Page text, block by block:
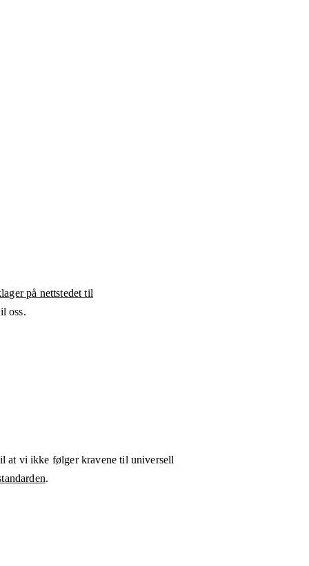
på nettstedet til
oss.
at vi ikke følger kravene til universell
.